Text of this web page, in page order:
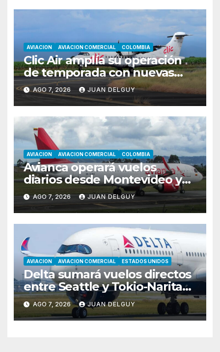
AVIACION AVIACION COMERCIAL COLOMBIA
Clic Air amplía su operación
de temporada con nuevas
rutas hacia Cartagena y Tolú
AGO 7, 2026 JUAN DELGUY
AVIACION AVIACION COMERCIAL COLOMBIA
Avianca operará vuelos
diarios desde Montevideo y
Asunción hacia Bogotá
AGO 7, 2026 JUAN DELGUY
AVIACION AVIACION COMERCIAL ESTADOS UNIDOS
Delta sumará vuelos directos
entre Seattle y Tokio-Narita
desde marzo de 2027
AGO 7, 2026 JUAN DELGUY